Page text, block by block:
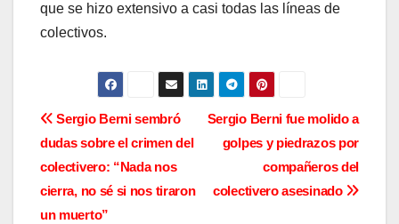
que se hizo extensivo a casi todas las líneas de
colectivos.
N
a
v
Sergio Berni fue molido a
golpes y piedrazos por
compañeros del
colectivero asesinado
Sergio Berni sembró
dudas sobre el crimen del
colectivero: “Nada nos
cierra, no sé si nos tiraron
un muerto”